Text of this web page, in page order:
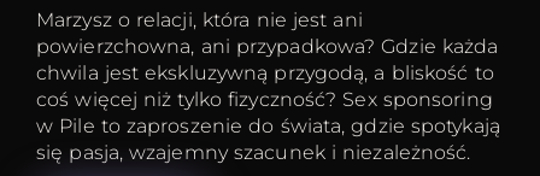
Marzysz o relacji, która nie jest ani
powierzchowna, ani przypadkowa? Gdzie każda
chwila jest ekskluzywną przygodą, a bliskość to
coś więcej niż tylko fizyczność? Sex sponsoring
w Pile to zaproszenie do świata, gdzie spotykają
się pasja, wzajemny szacunek i niezależność.